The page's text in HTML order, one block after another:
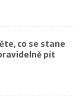
co se stane
pít